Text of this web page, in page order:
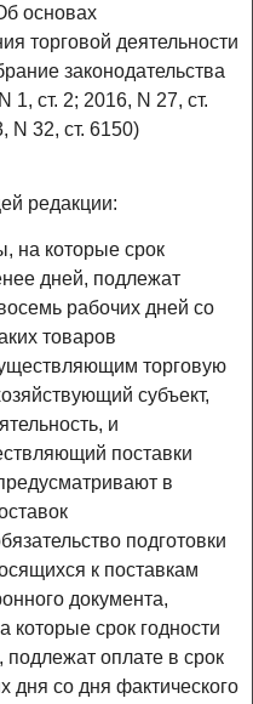
основах
торговой деятельности
законодательства
1, ст. 2; 2016, N 27, ст.
N 32, ст. 6150)
редакции:
на которые срок
дней, подлежат
рабочих дней со
товаров
торговую
субъект,
и
поставки
в
подготовки
к поставкам
документа,
которые срок годности
оплате в срок
дня со дня фактического